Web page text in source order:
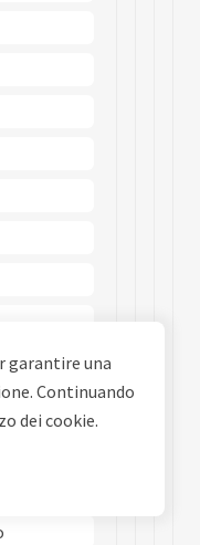
garantire una
Continuando
dei cookie.